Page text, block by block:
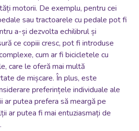
motorii. De exemplu, pentru cei
sau tractoarele cu pedale pot fi
a-și dezvolta echilibrul și
ce copiii cresc, pot fi introduse
cum ar fi bicicletele cu
care le oferă mai multă
de mișcare. În plus, este
preferințele individuale ale
ar putea prefera să meargă pe
ar putea fi mai entuziasmați de